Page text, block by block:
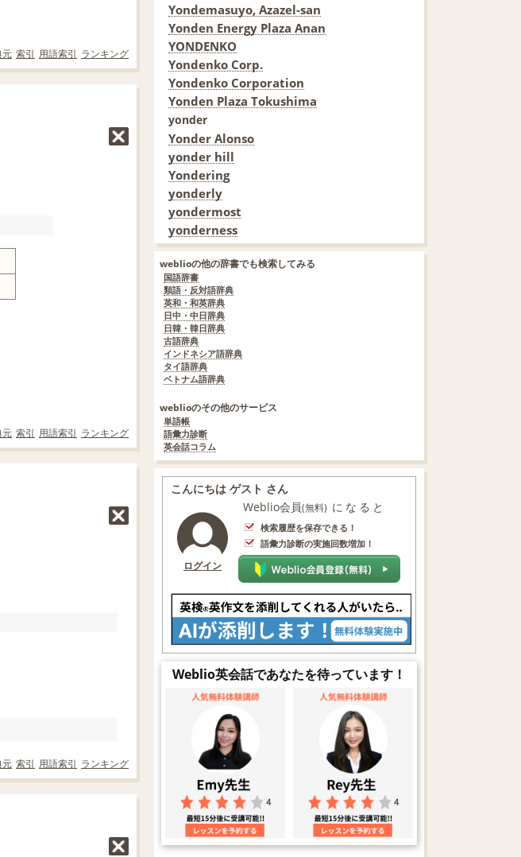
元 索引 用語索引 ランキング
元 索引 用語索引 ランキング
元 索引 用語索引 ランキング
Yondemasuyo, Azazel-san
Yonden Energy Plaza Anan
YONDENKO
Yondenko Corp.
Yondenko Corporation
Yonden Plaza Tokushima
yonder
Yonder Alonso
yonder hill
Yondering
yonderly
yondermost
yonderness
weblioの他の辞書でも検索してみる
国語辞書
類語・反対語辞典
英和・和英辞典
日中・中日辞典
日韓・韓日辞典
古語辞典
インドネシア語辞典
タイ語辞典
ベトナム語辞典
weblioのその他のサービス
単語帳
語彙力診断
英会話コラム
こんにちは ゲスト さん
ログイン
Weblio会員(無料) になると
検索履歴を保存できる！
語彙力診断の実施回数増加！
Weblio英会話であなたを待っています！